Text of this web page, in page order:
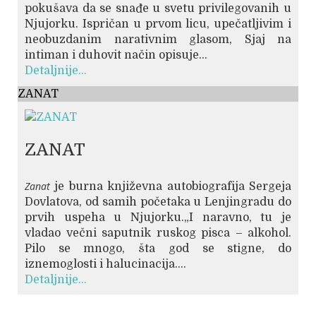
pokušava da se snađe u svetu privilegovanih u
Njujorku. Ispričan u prvom licu, upečatljivim i
neobuzdanim narativnim glasom, Sjaj na
intiman i duhovit način opisuje...
Detaljnije...
ZANAT
ZANAT
Zanat je burna književna autobiografija Sergeja
Dovlatova, od samih početaka u Lenjingradu do
prvih uspeha u Njujorku.„I naravno, tu je
vladao večni saputnik ruskog pisca – alkohol.
Pilo se mnogo, šta god se stigne, do
iznemoglosti i halucinacija....
Detaljnije...